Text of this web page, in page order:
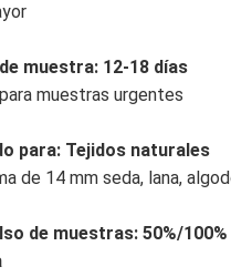
muestra: 12-18 días
muestras urgentes
para: Tejidos naturales
de 14 mm seda, lana,
de muestras: 50%/